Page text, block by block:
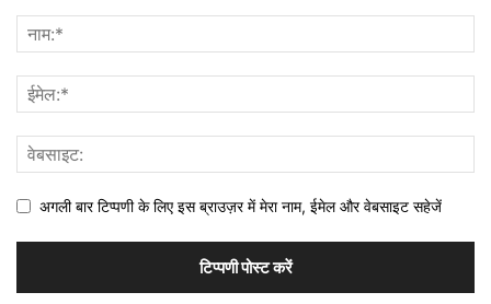
अगली बार टिप्पणी के लिए इस ब्राउज़र में मेरा नाम, ईमेल और वेबसाइट सहेजें